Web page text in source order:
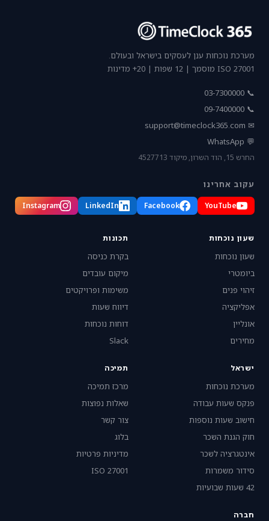
מערכת נוכחות ענן לעסקים בישראל ובעולם.
ISO 27001 מוסמך | 12 שפות | 20+ מדינות
📞 03-7300000
📞 09-7400000
✉
support@timeclock365.com
💬 WhatsApp
החרש 15, הוד השרון, מיקוד 4527713
עקוב אחרינו
YouTube
Facebook
LinkedIn
Instagram
שעון נוכחות
שעון נוכחות
ביומטרי
זיהוי פנים
אפליקציה
אונליין
מחירים
תכונות
בקרת כניסה
מיקום עובדים
משימות ופרויקטים
דיווח שעות
דוחות נוכחות
Slack
ישראל
מערכת נוכחות
פנקס שעות עבודה
חישוב שעות נוספות
חוק הגנת השכר
אינטגרציה לשכר
סידור משמרות
42 שעות שבועיות
תמיכה
מרכז תמיכה
שאלות נפוצות
צור קשר
בלוג
מדיניות פרטיות
ISO 27001
חברה